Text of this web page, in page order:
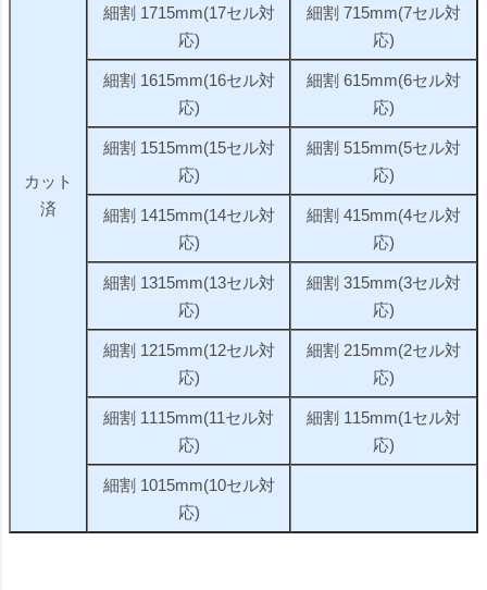
カット
済
細割 1715mm(17セル対
応)
細割 715mm(7セル対
応)
細割 1615mm(16セル対
応)
細割 615mm(6セル対
応)
細割 1515mm(15セル対
応)
細割 515mm(5セル対
応)
細割 1415mm(14セル対
応)
細割 415mm(4セル対
応)
細割 1315mm(13セル対
応)
細割 315mm(3セル対
応)
細割 1215mm(12セル対
応)
細割 215mm(2セル対
応)
細割 1115mm(11セル対
応)
細割 115mm(1セル対
応)
細割 1015mm(10セル対
応)